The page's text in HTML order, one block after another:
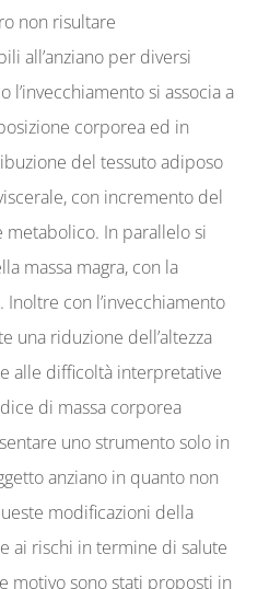
non risultare
all’anziano per diversi
si associa a
corporea ed in
del tessuto adiposo
con incremento del
metabolico. In parallelo si
massa magra, con la
con l’invecchiamento
una riduzione dell’altezza
alle difficoltà interpretative
di massa corporea
uno strumento solo in
anziano in quanto non
modificazioni della
ai rischi in termine di salute
motivo sono stati proposti in